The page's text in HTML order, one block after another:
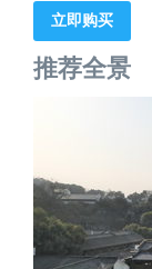
立即购买
推荐全景